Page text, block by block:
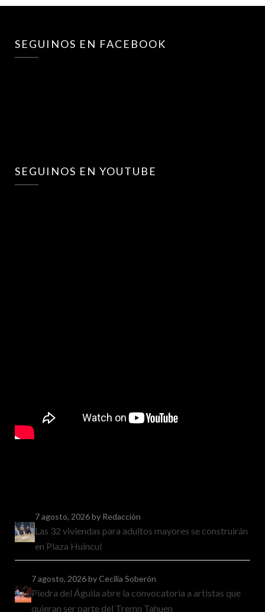
SEGUINOS EN FACEBOOK
SEGUINOS EN YOUTUBE
7 agosto, 2026by Redacción
Las 32 viviendas para adultos mayores se construirán
en Plaza Huincul
7 agosto, 2026by Cecilia Soberón
Piedra del Águila abre la convocatoria a artistas que
quieran ser parte del Tremn Tahuen